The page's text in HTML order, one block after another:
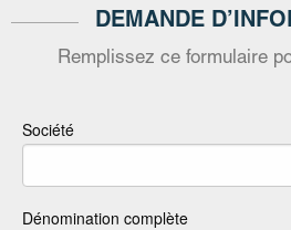
DEMANDE
Remplissez ce formulaire
Société
Dénomination complète